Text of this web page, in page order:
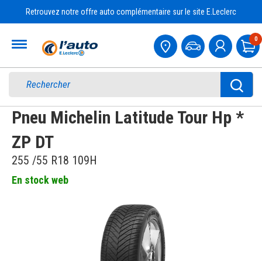
Retrouvez notre offre auto complémentaire sur le site E.Leclerc
0
Pneu Michelin Latitude Tour Hp *
ZP DT
255 /55 R18 109H
En stock web